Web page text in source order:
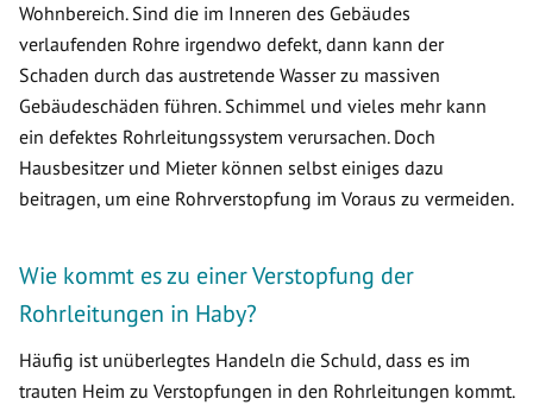
Wohnbereich. Sind die im Inneren des Gebäudes
verlaufenden Rohre irgendwo defekt, dann kann der
Schaden durch das austretende Wasser zu massiven
Gebäudeschäden führen. Schimmel und vieles mehr kann
ein defektes Rohrleitungssystem verursachen. Doch
Hausbesitzer und Mieter können selbst einiges dazu
beitragen, um eine Rohrverstopfung im Voraus zu vermeiden.
Wie kommt es zu einer Verstopfung der
Rohrleitungen in Haby?
Häufig ist unüberlegtes Handeln die Schuld, dass es im
trauten Heim zu Verstopfungen in den Rohrleitungen kommt.